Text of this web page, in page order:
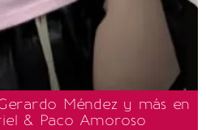
Méndez y más en
& Paco Amoroso